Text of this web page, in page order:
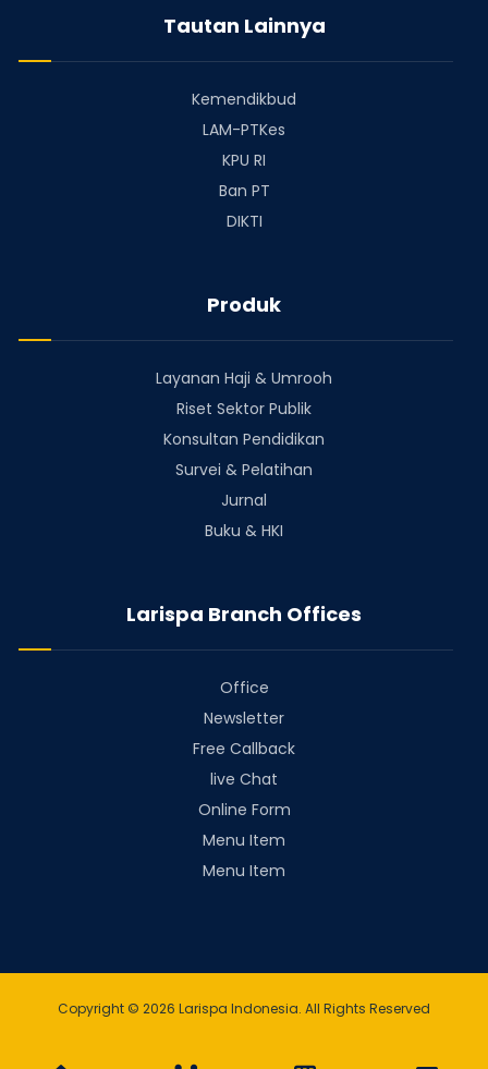
Tautan Lainnya
Kemendikbud
LAM-PTKes
KPU RI
Ban PT
DIKTI
Produk
Layanan Haji & Umrooh
Riset Sektor Publik
Konsultan Pendidikan
Survei & Pelatihan
Jurnal
Buku & HKI
Larispa Branch Offices
Office
Newsletter
Free Callback
live Chat
Online Form
Menu Item
Menu Item
Copyright © 2026 Larispa Indonesia. All Rights Reserved